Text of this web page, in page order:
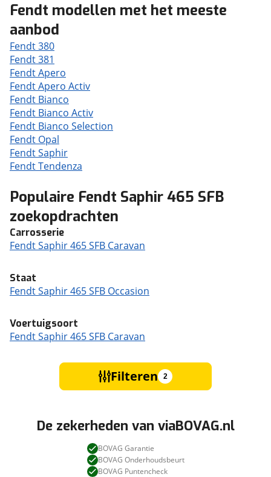
Fendt modellen met het meeste
aanbod
Fendt 380
Fendt 381
Fendt Apero
Fendt Apero Activ
Fendt Bianco
Fendt Bianco Activ
Fendt Bianco Selection
Fendt Opal
Fendt Saphir
Fendt Tendenza
Populaire Fendt Saphir 465 SFB
zoekopdrachten
Carrosserie
Fendt Saphir 465 SFB Caravan
Staat
Fendt Saphir 465 SFB Occasion
Voertuigsoort
Fendt Saphir 465 SFB Caravan
Filteren 2
De zekerheden van viaBOVAG.nl
BOVAG Garantie
BOVAG Onderhoudsbeurt
BOVAG Puntencheck